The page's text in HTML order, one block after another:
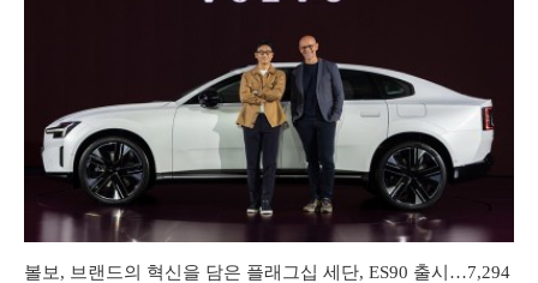
볼보, 브랜드의 혁신을 담은 플래그십 세단, ES90 출시…7,294